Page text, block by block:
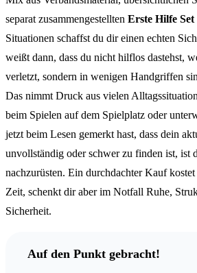
separat zusammengestellten Erste Hilfe Set
Situationen schaffst du dir einen echten
weißt dann, dass du nicht hilflos dastehst,
verletzt, sondern in wenigen Handgriffen
Das nimmt Druck aus vielen
beim Spielen auf dem Spielplatz oder
jetzt beim Lesen gemerkt hast, dass dein
unvollständig oder schwer zu finden ist, ist
nachzurüsten. Ein durchdachter Kauf
Zeit, schenkt dir aber im Notfall Ruhe,
Sicherheit.
Auf den Punkt gebracht!